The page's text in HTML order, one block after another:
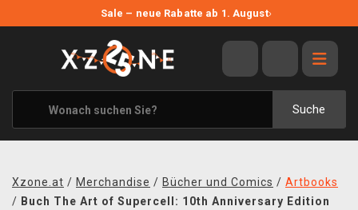
Sale – neue Rabatte ab 1. August›
Suche
ANGEBOTE
ALLE MARKEN
XZONE ORIGINALS
KLEIDUNG & ACCESSOIRES
BÜCHER & COMICS
Xzone.at / Merchandise / Bücher und Comics / Artbooks
/ Buch The Art of Supercell: 10th Anniversary Edition